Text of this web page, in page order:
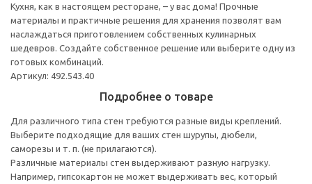
Кухня, как в настоящем ресторане, – у вас дома! Прочные
материалы и практичные решения для хранения позволят вам
наслаждаться приготовлением собственных кулинарных
шедевров. Создайте собственное решение или выберите одну из
готовых комбинаций.
Артикул: 492.543.40
Подробнее о товаре
Для различного типа стен требуются разные виды креплений.
Выберите подходящие для ваших стен шурупы, дюбели,
саморезы и т. п. (не прилагаются).
Различные материалы стен выдерживают разную нагрузку.
Например, гипсокартон не может выдерживать вес, который